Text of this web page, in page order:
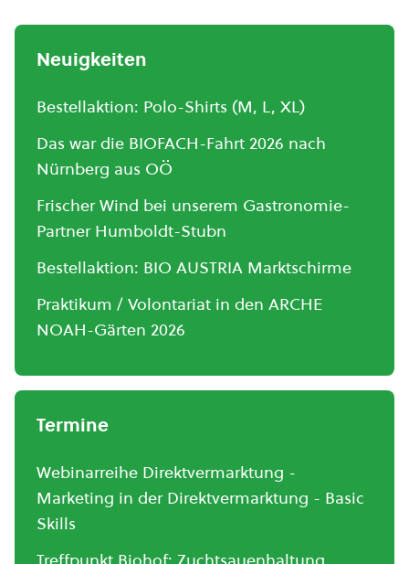
Neuigkeiten
Bestellaktion: Polo-Shirts (M, L, XL)
Das war die BIOFACH-Fahrt 2026 nach
Nürnberg aus OÖ
Frischer Wind bei unserem Gastronomie-
Partner Humboldt-Stubn
Bestellaktion: BIO AUSTRIA Marktschirme
Praktikum / Volontariat in den ARCHE
NOAH-Gärten 2026
Termine
Webinarreihe Direktvermarktung -
Marketing in der Direktvermarktung - Basic
Skills